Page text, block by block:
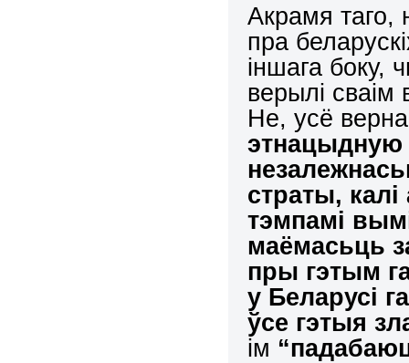
Акрамя таго,
пра
іншага боку,
верылі сваім
Не, усё
этнацыдную
страты,
тэмпамі
маёмасьць
пры гэтым
у Беларусі
ўсе гэтыя
ім